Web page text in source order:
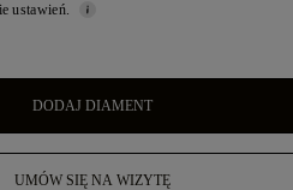
ustawień.
DODAJ DIAMENT
UMÓW SIĘ NA WIZYTĘ